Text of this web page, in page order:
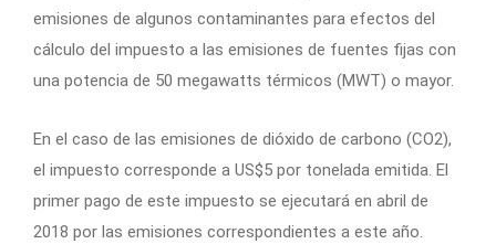
emisiones de algunos contaminantes para efectos del
cálculo del impuesto a las emisiones de fuentes fijas con
una potencia de 50 megawatts térmicos (MWT) o mayor.
En el caso de las emisiones de dióxido de carbono (CO2),
el impuesto corresponde a US$5 por tonelada emitida. El
primer pago de este impuesto se ejecutará en abril de
2018 por las emisiones correspondientes a este año.